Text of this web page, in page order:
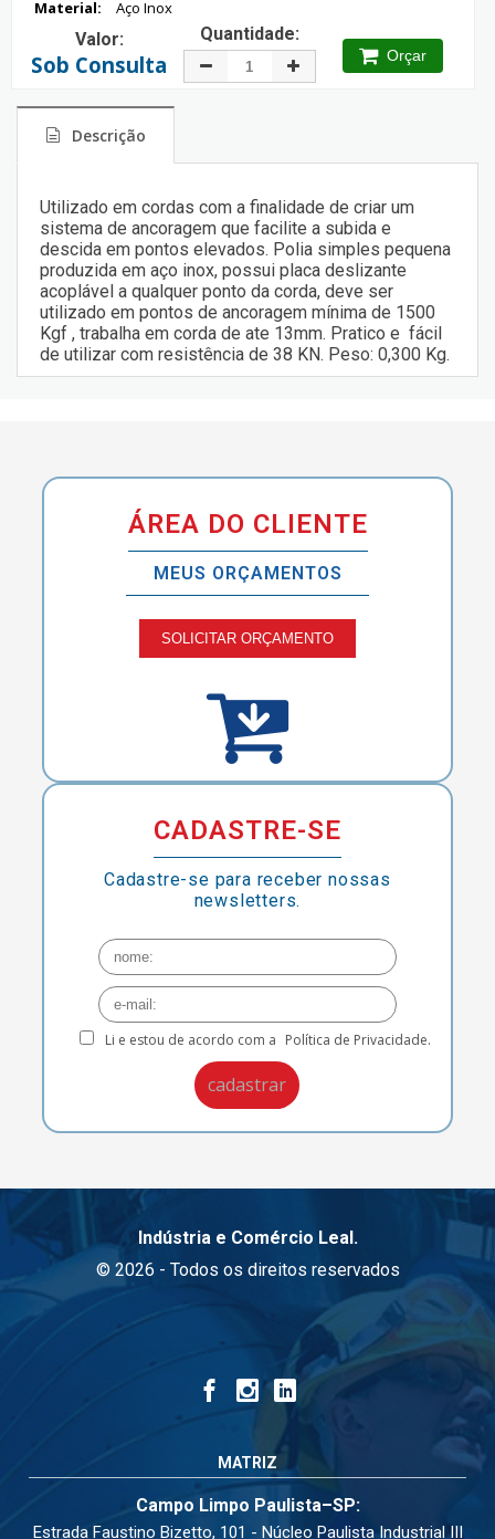
Material: Aço Inox
Valor:
Sob Consulta
Quantidade:
Orçar
Descrição
Utilizado em cordas com a finalidade de criar um
sistema de ancoragem que facilite a subida e
descida em pontos elevados. Polia simples pequena
produzida em aço inox, possui placa deslizante
acoplável a qualquer ponto da corda, deve ser
utilizado em pontos de ancoragem mínima de 1500
Kgf , trabalha em corda de ate 13mm. Pratico e fácil
de utilizar com resistência de 38 KN. Peso: 0,300 Kg.
ÁREA DO CLIENTE
MEUS ORÇAMENTOS
SOLICITAR ORÇAMENTO
CADASTRE-SE
Cadastre-se para receber nossas
newsletters.
Li e estou de acordo com a Política de Privacidade.
Indústria e Comércio Leal.
© 2026 - Todos os direitos reservados
MATRIZ
Campo Limpo Paulista–SP:
Estrada Faustino Bizetto, 101 - Núcleo Paulista Industrial III